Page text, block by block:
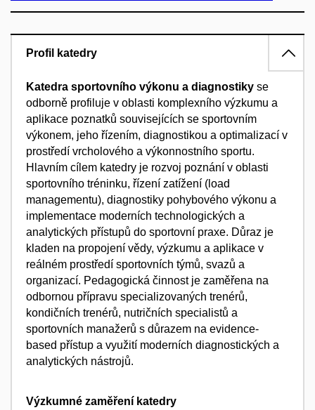
Profil katedry
Katedra sportovního výkonu a diagnostiky se
odborně profiluje v oblasti komplexního výzkumu a
aplikace poznatků souvisejících se sportovním
výkonem, jeho řízením, diagnostikou a optimalizací v
prostředí vrcholového a výkonnostního sportu.
Hlavním cílem katedry je rozvoj poznání v oblasti
sportovního tréninku, řízení zatížení (load
managementu), diagnostiky pohybového výkonu a
implementace moderních technologických a
analytických přístupů do sportovní praxe. Důraz je
kladen na propojení vědy, výzkumu a aplikace v
reálném prostředí sportovních týmů, svazů a
organizací. Pedagogická činnost je zaměřena na
odbornou přípravu specializovaných trenérů,
kondičních trenérů, nutričních specialistů a
sportovních manažerů s důrazem na evidence-
based přístup a využití moderních diagnostických a
analytických nástrojů.
Výzkumné zaměření katedry